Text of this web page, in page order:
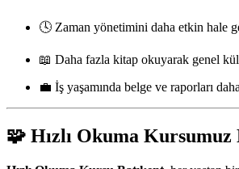
🕓 Zaman yönetimini daha etkin hale
📖 Daha fazla kitap okuyarak genel
💼 İş yaşamında belge ve raporları
🧩 Hızlı Okuma